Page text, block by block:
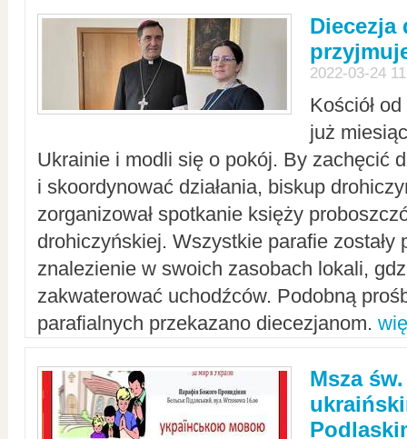
Diecezja
2022-03-24
Kościół
już
Ukrainie i modli się o pokój. By zachęcić
i skoordynować działania, biskup
zorganizował spotkanie księży
drohiczyńskiej. Wszystkie parafie zostały
znalezienie w swoich zasobach lokali,
zakwaterować uchodźców. Podobną
parafialnych przekazano diecezjanom.
Msza